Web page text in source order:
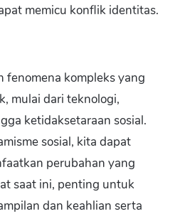
memicu konflik identitas.
fenomena kompleks yang
mulai dari teknologi,
ketidaksetaraan sosial.
sosial, kita dapat
perubahan yang
saat ini, penting untuk
dan keahlian serta